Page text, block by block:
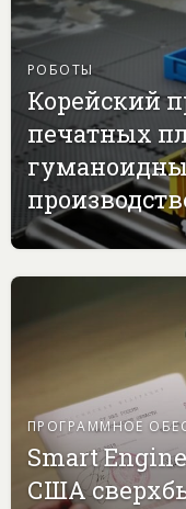
РОБОТЫ
Корейский
печатных
ПРОГРАММНОЕ
Smart
США